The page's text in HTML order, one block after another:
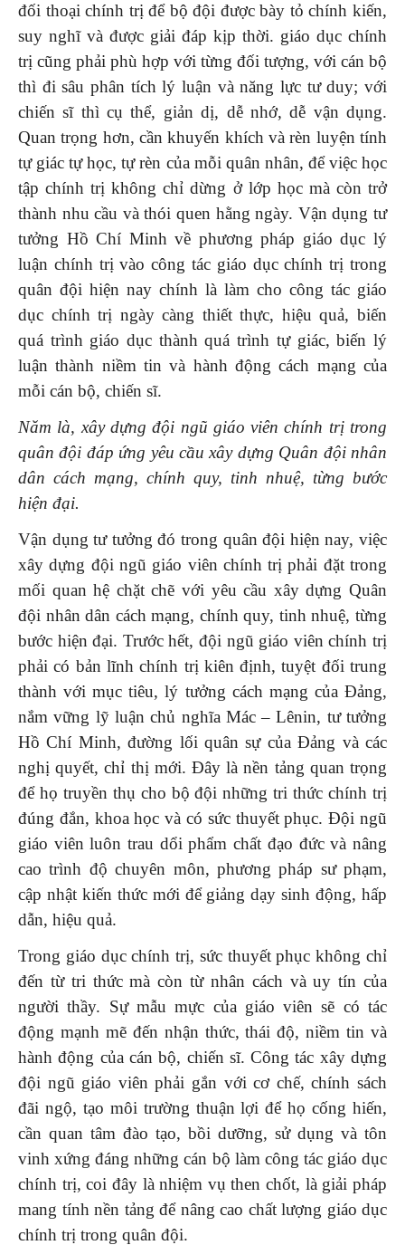
đối thoại chính trị để bộ đội được bày tỏ chính kiến,
suy nghĩ và được giải đáp kịp thời. giáo dục chính
trị cũng phải phù hợp với từng đối tượng, với cán bộ
thì đi sâu phân tích lý luận và năng lực tư duy; với
chiến sĩ thì cụ thể, giản dị, dễ nhớ, dễ vận dụng.
Quan trọng hơn, cần khuyến khích và rèn luyện tính
tự giác tự học, tự rèn của mỗi quân nhân, để việc học
tập chính trị không chỉ dừng ở lớp học mà còn trở
thành nhu cầu và thói quen hằng ngày. Vận dụng tư
tưởng Hồ Chí Minh về phương pháp giáo dục lý
luận chính trị vào công tác giáo dục chính trị trong
quân đội hiện nay chính là làm cho công tác giáo
dục chính trị ngày càng thiết thực, hiệu quả, biến
quá trình giáo dục thành quá trình tự giác, biến lý
luận thành niềm tin và hành động cách mạng của
mỗi cán bộ, chiến sĩ.
Năm là, xây dựng đội ngũ giáo viên chính trị trong
quân đội đáp ứng yêu cầu xây dựng Quân đội nhân
dân cách mạng, chính quy, tinh nhuệ, từng bước
hiện đại.
Vận dụng tư tưởng đó trong quân đội hiện nay, việc
xây dựng đội ngũ giáo viên chính trị phải đặt trong
mối quan hệ chặt chẽ với yêu cầu xây dựng Quân
đội nhân dân cách mạng, chính quy, tinh nhuệ, từng
bước hiện đại. Trước hết, đội ngũ giáo viên chính trị
phải có bản lĩnh chính trị kiên định, tuyệt đối trung
thành với mục tiêu, lý tưởng cách mạng của Đảng,
nắm vững lỹ luận chủ nghĩa Mác – Lênin, tư tưởng
Hồ Chí Minh, đường lối quân sự của Đảng và các
nghị quyết, chỉ thị mới. Đây là nền tảng quan trọng
để họ truyền thụ cho bộ đội những tri thức chính trị
đúng đắn, khoa học và có sức thuyết phục. Đội ngũ
giáo viên luôn trau dổi phẩm chất đạo đức và nâng
cao trình độ chuyên môn, phương pháp sư phạm,
cập nhật kiến thức mới để giảng dạy sinh động, hấp
dẫn, hiệu quả.
Trong giáo dục chính trị, sức thuyết phục không chỉ
đến từ tri thức mà còn từ nhân cách và uy tín của
người thầy. Sự mẫu mực của giáo viên sẽ có tác
động mạnh mẽ đến nhận thức, thái độ, niềm tin và
hành động của cán bộ, chiến sĩ. Công tác xây dựng
đội ngũ giáo viên phải gắn với cơ chế, chính sách
đãi ngộ, tạo môi trường thuận lợi để họ cống hiến,
cần quan tâm đào tạo, bồi dưỡng, sử dụng và tôn
vinh xứng đáng những cán bộ làm công tác giáo dục
chính trị, coi đây là nhiệm vụ then chốt, là giải pháp
mang tính nền tảng để nâng cao chất lượng giáo dục
chính trị trong quân đội.